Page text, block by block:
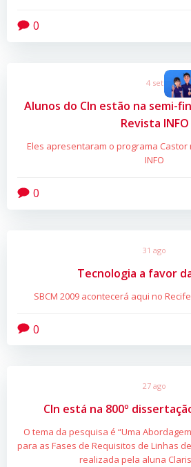
0
4 set
Alunos do CIn estão na semi-
Revista INFO
Eles apresentaram o programa Castor
INFO
0
31 ago
Tecnologia a favor
SBCM 2009 acontecerá aqui no
0
27 ago
CIn está na 800º
O tema da pesquisa é “Uma
para as Fases de Requisitos de Linhas
realizada pela aluna